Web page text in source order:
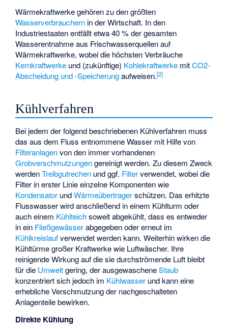
Wärmekraftwerke gehören zu den größten
Wasserverbrauchern in der Wirtschaft. In den
Industriestaaten entfällt etwa 40 % der gesamten
Wasserentnahme aus Frischwasserquellen auf
Wärmekraftwerke, wobei die höchsten Verbräuche
Kernkraftwerke und (zukünftige) Kohlekraftwerke mitCO2-
Abscheidung und -Speicherungaufweisen.[2]
Kühlverfahren
Bei jedem der folgend beschriebenen Kühlverfahren muss
das aus dem Fluss entnommene Wasser mit Hilfe von
Filteranlagenvon den immer vorhandenen
Grobverschmutzungengereinigt werden. Zu diesem Zweck
werdenTreibgutrechen und ggf. Filterverwendet, wobei die
Filter in erster Linie einzelne Komponenten wie
Kondensator undWärmeübertragerschützen. Das erhitzte
Flusswasser wird anschließend in einem Kühlturm oder
auch einem Kühlteichsoweit abgekühlt, dass es entweder
in ein Fließgewässerabgegeben oder erneut im
Kühlkreislaufverwendet werden kann. Weiterhin wirken die
Kühltürme großer Kraftwerke wie Luftwäscher. Ihre
reinigende Wirkung auf die sie durchströmende Luft bleibt
für die Umweltgering, der ausgewascheneStaub
konzentriert sich jedoch im Kühlwasser und kann eine
erhebliche Verschmutzung der nachgeschalteten
Anlagenteile bewirken.
Direkte Kühlung